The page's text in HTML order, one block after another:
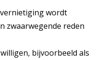
wordt
zwaarwegende reden
bijvoorbeeld als